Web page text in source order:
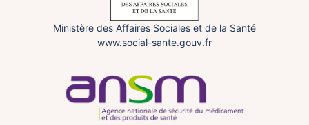
Ministère des Affaires Sociales et de la Santé
www.social-sante.gouv.fr